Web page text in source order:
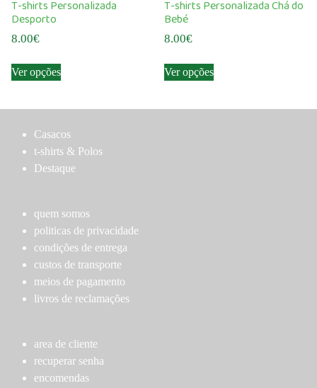
product
page
may
on
the
T-shirts Personalizada
Desporto
8.00€
Ver opçõesproduct
multiple
The
chosen
on
the
product
page
T-shirts Personalizada Chá do
Bebé
8.00€
Ver opçõesproduct
multiple
Casacos
t-shirts & Polos
Destaque
quem somos
politicas de privacidade
condições de entrega
custos de transporte
meios de pagamento
livros de reclamações
area de cliente
recuperar senha
encomendas